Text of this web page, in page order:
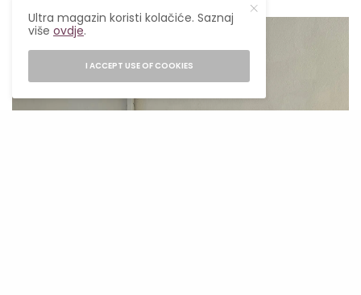
Ultra magazin koristi kolačiće. Saznaj
višeovdje.
I ACCEPT USE OF COOKIES